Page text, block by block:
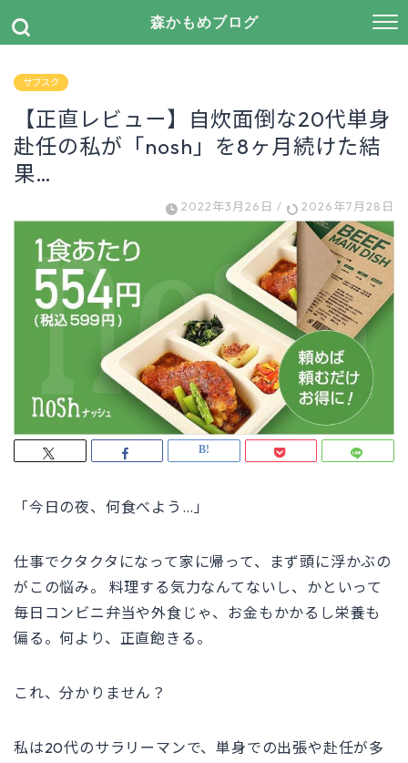
森かもめブログ
サブスク
【正直レビュー】自炊面倒な20代単身
赴任の私が「nosh」を8ヶ月続けた結
果…
2022年3月26日 / 2026年7月28日
「今日の夜、何食べよう…」
仕事でクタクタになって家に帰って、まず頭に浮かぶの
がこの悩み。 料理する気力なんてないし、かといって
毎日コンビニ弁当や外食じゃ、お金もかかるし栄養も
偏る。何より、正直飽きる。
これ、分かりません？
私は20代のサラリーマンで、単身での出張や赴任が多